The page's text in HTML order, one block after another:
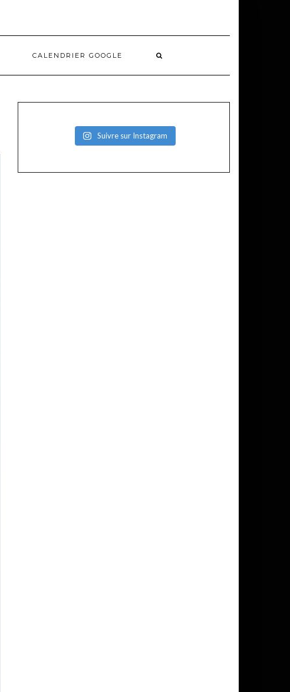
CALENDRIER GOOGLE
Suivre sur Instagram